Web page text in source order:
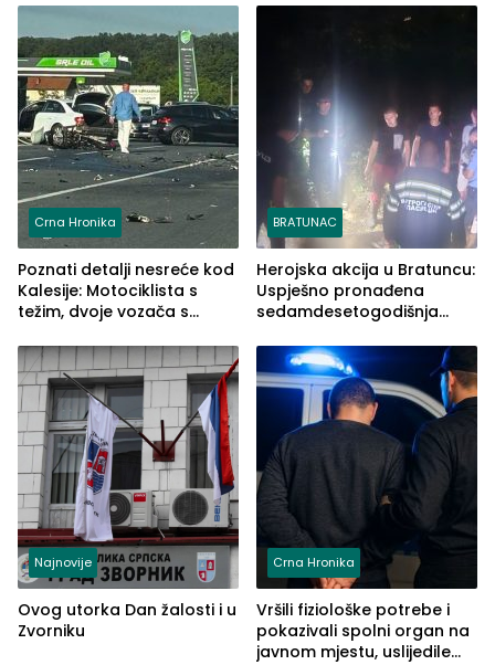
Crna Hronika
Poznati detalji nesreće kod
Kalesije: Motociklista s
težim, dvoje vozača s
BRATUNAC
Herojska akcija u Bratuncu:
Uspješno pronađena
sedamdesetogodišnja
Kravice.
Najnovije
Ovog utorka Dan žalosti i u
Zvorniku
Crna Hronika
Vršili fiziološke potrebe i
pokazivali spolni organ na
javnom mjestu, uslijedile